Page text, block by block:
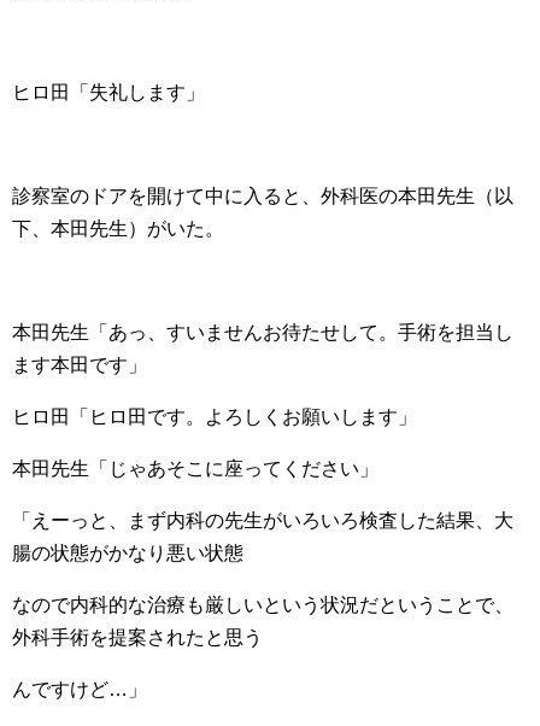
ヒロ田「失礼します」
診察室のドアを開けて中に入ると、外科医の本田先生（以
下、本田先生）がいた。
本田先生「あっ、すいませんお待たせして。手術を担当し
ます本田です」
ヒロ田「ヒロ田です。よろしくお願いします」
本田先生「じゃあそこに座ってください」
「えーっと、まず内科の先生がいろいろ検査した結果、大
腸の状態がかなり悪い状態
なので内科的な治療も厳しいという状況だということで、
外科手術を提案されたと思う
んですけど…」